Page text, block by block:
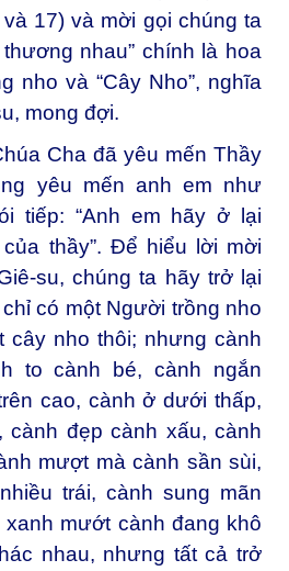
17) và mời gọi chúng ta
nhau” chính là hoa
nho và “Cây Nho”, nghĩa
mong đợi.
Cha đã yêu mến Thầy
yêu mến anh em như
tiếp: “Anh em hãy ở lại
thầy”. Để hiểu lời mời
su, chúng ta hãy trở lại
có một Người trồng nho
cây nho thôi; nhưng cành
to cành bé, cành ngắn
cao, cành ở dưới thấp,
cành đẹp cành xấu, cành
mượt mà cành sần sùi,
trái, cành sung mãn
mướt cành đang khô
nhau, nhưng tất cả trở